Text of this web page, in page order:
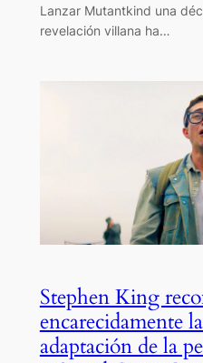
Lanzar Mutantkind una
revelación villana ha…
Stephen King
encarecidamente
adaptación de la